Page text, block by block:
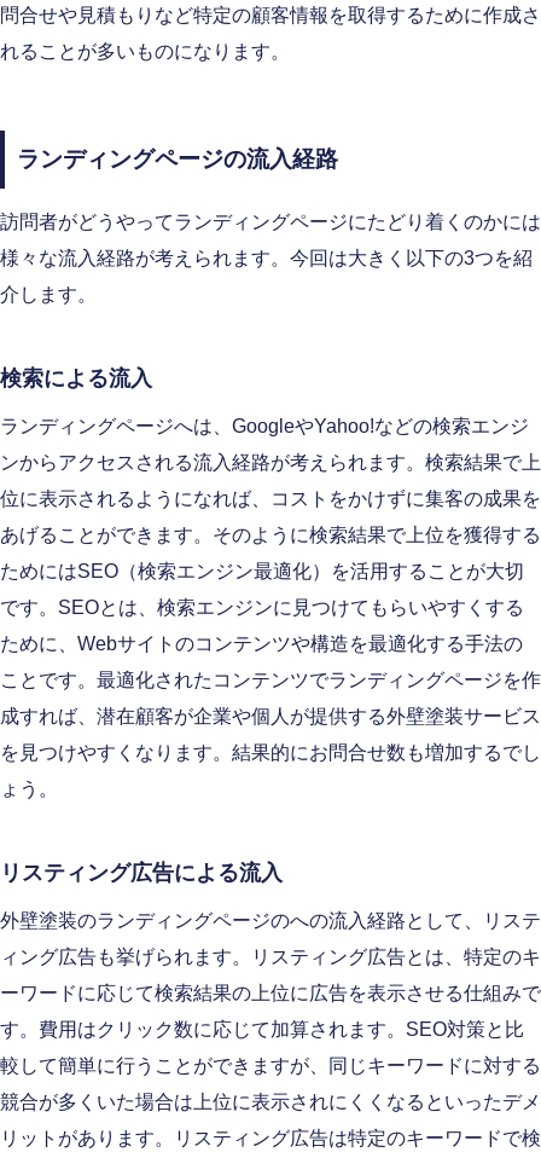
問合せや見積もりなど特定の顧客情報を取得するために作成さ
れることが多いものになります。
ランディングページの流入経路
訪問者がどうやってランディングページにたどり着くのかには
様々な流入経路が考えられます。今回は大きく以下の3つを紹
介します。
検索による流入
ランディングページへは、GoogleやYahoo!などの検索エンジ
ンからアクセスされる流入経路が考えられます。検索結果で上
位に表示されるようになれば、コストをかけずに集客の成果を
あげることができます。そのように検索結果で上位を獲得する
ためにはSEO（検索エンジン最適化）を活用することが大切
です。SEOとは、検索エンジンに見つけてもらいやすくする
ために、Webサイトのコンテンツや構造を最適化する手法の
ことです。最適化されたコンテンツでランディングページを作
成すれば、潜在顧客が企業や個人が提供する外壁塗装サービス
を見つけやすくなります。結果的にお問合せ数も増加するでし
ょう。
リスティング広告による流入
外壁塗装のランディングページのへの流入経路として、リステ
ィング広告も挙げられます。リスティング広告とは、特定のキ
ーワードに応じて検索結果の上位に広告を表示させる仕組みで
す。費用はクリック数に応じて加算されます。SEO対策と比
較して簡単に行うことができますが、同じキーワードに対する
競合が多くいた場合は上位に表示されにくくなるといったデメ
リットがあります。リスティング広告は特定のキーワードで検